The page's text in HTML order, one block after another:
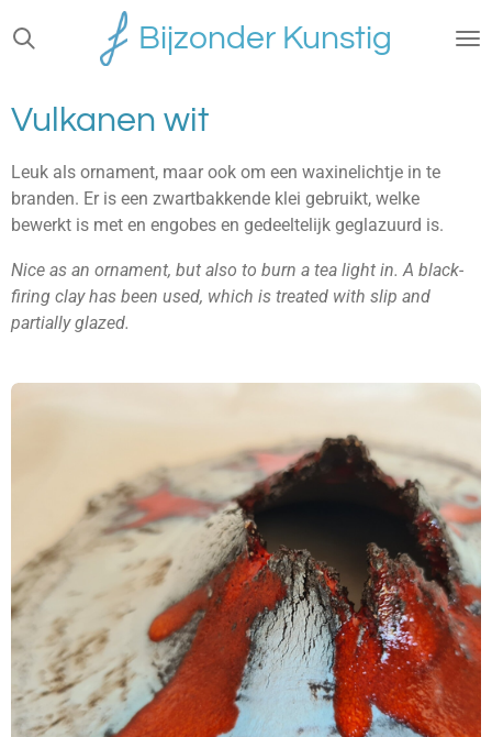
Ga
direct
hoofdinhoud
Bijzonder Kunstig
Vulkanen wit
Leuk als ornament, maar ook om een waxinelichtje in te
branden. Er is een zwartbakkende klei gebruikt, welke
bewerkt is met en engobes en gedeeltelijk geglazuurd is.
Nice as an ornament, but also to burn a tea light in. A black-
firing clay has been used, which is treated with slip and
partially glazed.